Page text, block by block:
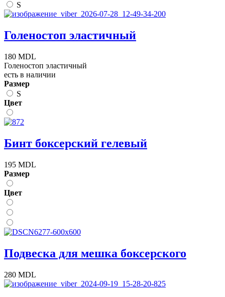
S
Голеностоп эластичный
180 MDL
Голеностоп эластичный
есть в наличии
Размер
S
Цвет
Бинт боксерский гелевый
195 MDL
Размер
Цвет
Подвеска для мешка боксерского
280 MDL